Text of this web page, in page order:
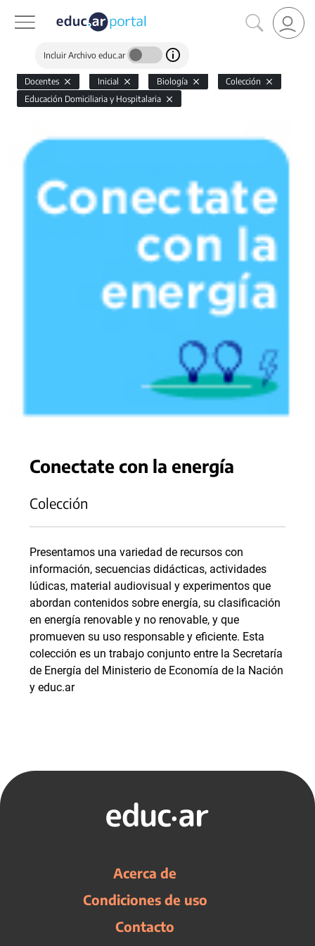
Incluir Archivo educ.ar
Docentes Inicial Biología
Colección
Educación Domiciliaria y Hospitalaria
Conectate con la energía
Colección
Presentamos una variedad de recursos con
información, secuencias didácticas, actividades
lúdicas, material audiovisual y experimentos que
abordan contenidos sobre energía, su clasificación
en energía renovable y no renovable, y que
promueven su uso responsable y eficiente. Esta
colección es un trabajo conjunto entre la Secretaría
de Energía del Ministerio de Economía de la Nación
y educ.ar
Acerca de
Condiciones de uso
Contacto